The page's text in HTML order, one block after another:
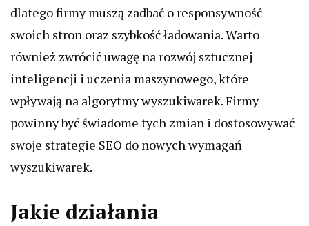
dlatego firmy muszą zadbać o responsywność
swoich stron oraz szybkość ładowania. Warto
również zwrócić uwagę na rozwój sztucznej
inteligencji i uczenia maszynowego, które
wpływają na algorytmy wyszukiwarek. Firmy
powinny być świadome tych zmian i dostosowywać
swoje strategie SEO do nowych wymagań
wyszukiwarek.
Jakie działania